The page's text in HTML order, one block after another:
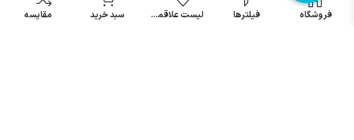
خرید میکرو
فروشگاه فیلترها لیست علاقمندی سبد خرید مقایسه